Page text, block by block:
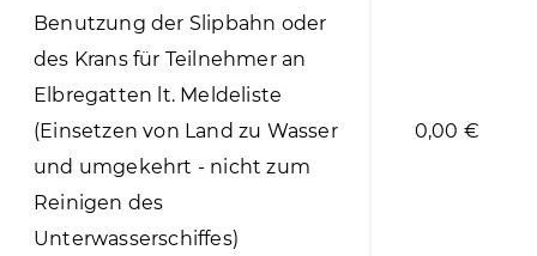
Benutzung der Slipbahn oder
des Krans für Teilnehmer an
Elbregatten lt. Meldeliste
(Einsetzen von Land zu Wasser
und umgekehrt - nicht zum
Reinigen des
Unterwasserschiffes)
0,00 €